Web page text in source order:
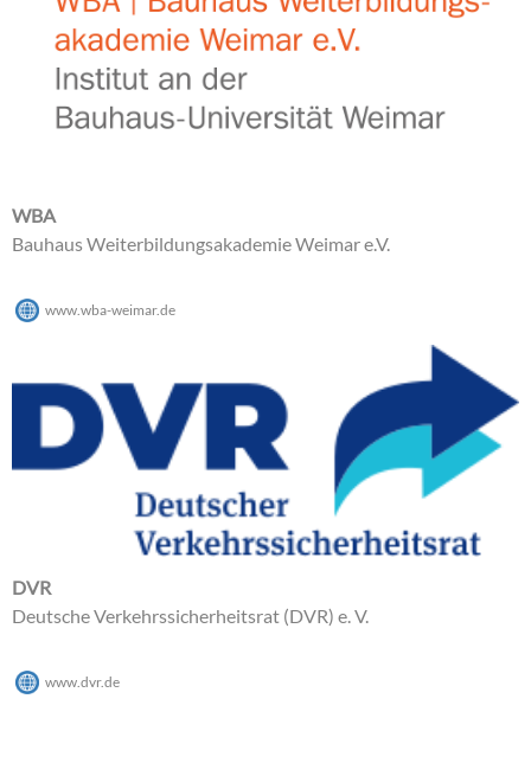
WBA
Bauhaus Weiterbildungsakademie Weimar e.V.
www.wba-weimar.de
DVR
Deutsche Verkehrssicherheitsrat (DVR) e. V.
www.dvr.de